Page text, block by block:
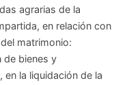
agrarias de la
en relación con
matrimonio:
de bienes y
en la liquidación de la